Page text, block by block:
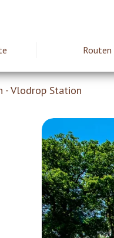
Routen
- Vlodrop Station